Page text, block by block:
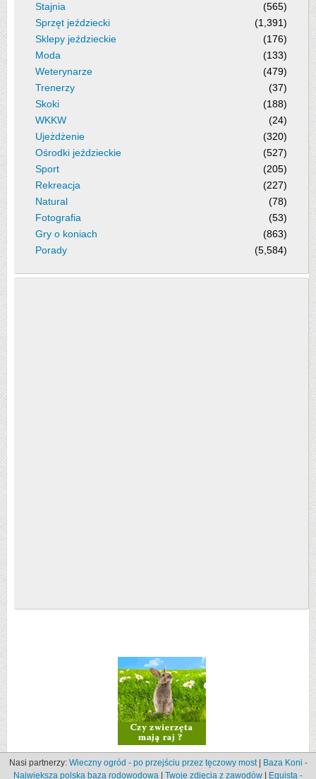
Stajnia
(565)
Sprzęt jeździecki
(1,391)
Sklepy jeździeckie
(176)
Moda
(133)
Weterynarze
(479)
Trenerzy
(37)
Skoki
(188)
WKKW
(24)
Ujeżdżenie
(320)
Ośrodki jeździeckie
(527)
Sport
(205)
Rekreacja
(227)
Natural
(78)
Fotografia
(53)
Gry o koniach
(863)
Porady
(5,584)
Nasi partnerzy: Wieczny ogród - po przejściu przez tęczowy most|
Baza Koni -
Największa polska baza rodowodowa
Twoje zdjęcia z zawodów Equista -